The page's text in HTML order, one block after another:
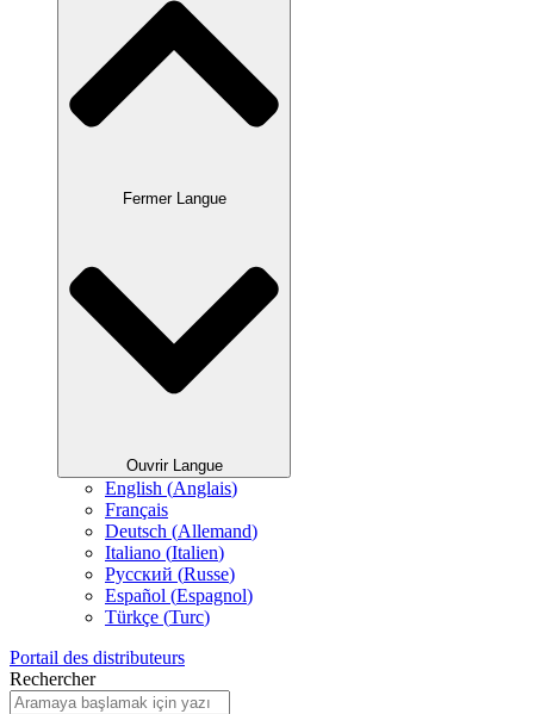
Fermer Langue
Ouvrir Langue
English (Anglais)
Français
Deutsch (Allemand)
Italiano (Italien)
Русский (Russe)
Español (Espagnol)
Türkçe (Turc)
Portail des distributeurs
Rechercher